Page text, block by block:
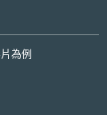
使用範圍，尤其日
能讓政府更容易掌
物等訊息。雖然仍
營運商與委外廠商
資料與網路安全的
大網路安全事
資料丢失或被竊
為例